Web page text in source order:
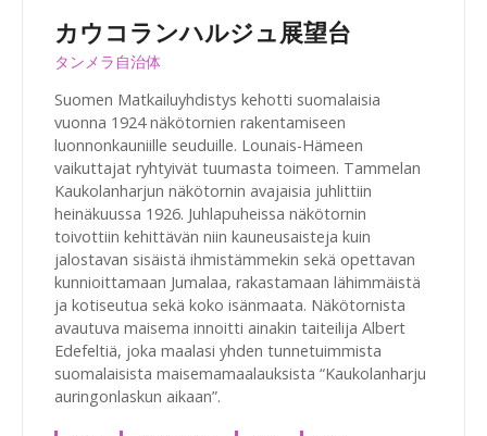
カウコランハルジュ展望台
タンメラ自治体
Suomen Matkailuyhdistys kehotti suomalaisia
vuonna 1924 näkötornien rakentamiseen
luonnonkauniille seuduille. Lounais-Hämeen
vaikuttajat ryhtyivät tuumasta toimeen. Tammelan
Kaukolanharjun näkötornin avajaisia juhlittiin
heinäkuussa 1926. Juhlapuheissa näkötornin
toivottiin kehittävän niin kauneusaisteja kuin
jalostavan sisäistä ihmistämmekin sekä opettavan
kunnioittamaan Jumalaa, rakastamaan lähimmäistä
ja kotiseutua sekä koko isänmaata. Näkötornista
avautuva maisema innoitti ainakin taiteilija Albert
Edefeltiä, joka maalasi yhden tunnetuimmista
suomalaisista maisemamaalauksista “Kaukolanharju
auringonlaskun aikaan”.